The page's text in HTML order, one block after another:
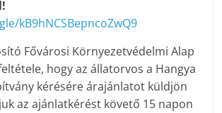
kB9hNCSBepncoZwQ9
Fővárosi Környezetvédelmi Alap
hogy az állatorvos a Hangya
kérésére árajánlatot küldjön
az ajánlatkérést követő 15 napon